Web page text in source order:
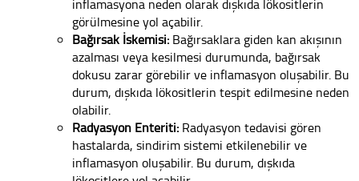
inflamasyona neden olarak dışkıda lökositlerin
görülmesine yol açabilir.
Bağırsak İskemisi: Bağırsaklara giden kan akışının
azalması veya kesilmesi durumunda, bağırsak
dokusu zarar görebilir ve inflamasyon oluşabilir. Bu
durum, dışkıda lökositlerin tespit edilmesine neden
olabilir.
Radyasyon Enteriti: Radyasyon tedavisi gören
hastalarda, sindirim sistemi etkilenebilir ve
inflamasyon oluşabilir. Bu durum, dışkıda